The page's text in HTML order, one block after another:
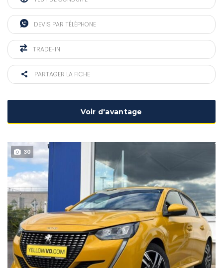
DEVIS PAR TÉLÉPHONE
TRADE-IN
PARTAGER LA FICHE
Voir d'avantage
30